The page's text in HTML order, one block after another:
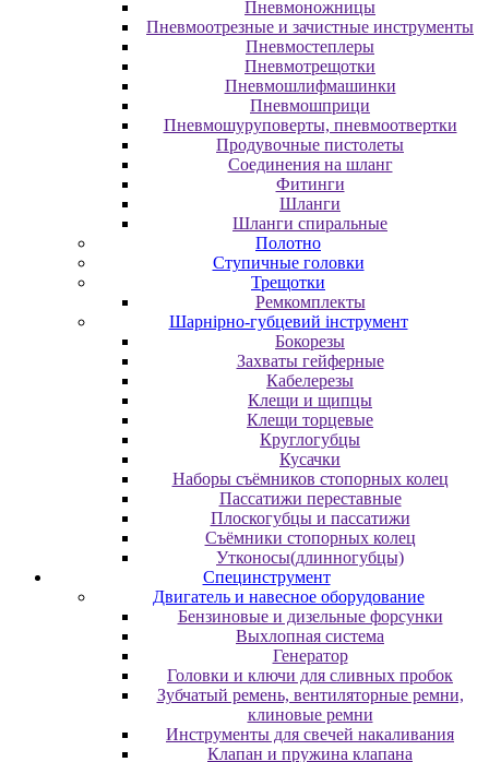
Пневмоножницы
Пневмоотрезные и зачистные инструменты
Пневмостеплеры
Пневмотрещотки
Пневмошлифмашинки
Пневмошприци
Пневмошуруповерты, пневмоотвертки
Продувочные пистолеты
Соединения на шланг
Фитинги
Шланги
Шланги спиральные
Полотно
Ступичные головки
Трещотки
Ремкомплекты
Шарнірно-губцевий інструмент
Бокорезы
Захваты гейферные
Кабелерезы
Клещи и щипцы
Клещи торцевые
Круглогубцы
Кусачки
Наборы съёмников стопорных колец
Пассатижи переставные
Плоскогубцы и пассатижи
Съёмники стопорных колец
Утконосы(длинногубцы)
Специнструмент
Двигатель и навесное оборудование
Бензиновые и дизельные форсунки
Выхлопная система
Генератор
Головки и ключи для сливных пробок
Зубчатый ремень, вентиляторные ремни,
клиновые ремни
Инструменты для свечей накаливания
Клапан и пружина клапана